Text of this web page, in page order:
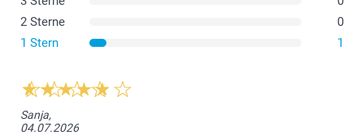
2 Sterne
0
1 Stern
1
Sanja,
04.07.2026